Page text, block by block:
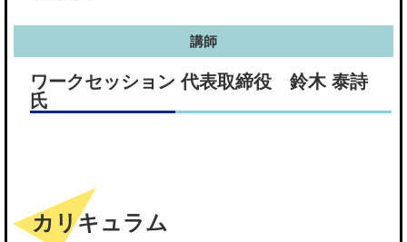
講師
ワークセッション 代表取締役 鈴木 泰詩
氏
カリキュラム